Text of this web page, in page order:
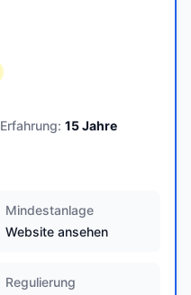
Erfahrung: 15Jahre
Mindestanlage
Website ansehen
Regulierung